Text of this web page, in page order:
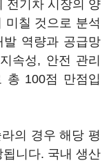
전기차 시장의 양
미칠 것으로 분석
발 역량과 공급망
속성, 안전 관리
총 100점 만점입
의 경우 해당 평
니다. 국내 생산